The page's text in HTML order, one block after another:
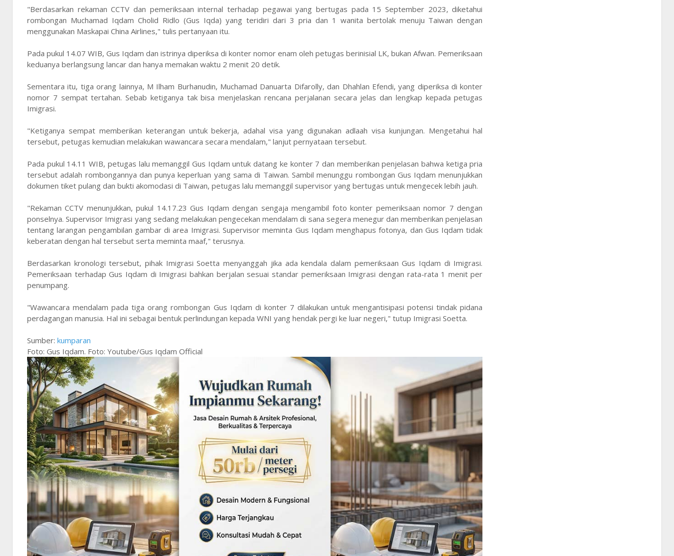
"Berdasarkan rekaman CCTV dan pemeriksaan internal terhadap pegawai yang bertugas pada 15 September 2023, diketahui
rombongan Muchamad Iqdam Cholid Ridlo (Gus Iqda) yang teridiri dari 3 pria dan 1 wanita bertolak menuju Taiwan dengan
menggunakan Maskapai China Airlines," tulis pertanyaan itu.
Pada pukul 14.07 WIB, Gus Iqdam dan istrinya diperiksa di konter nomor enam oleh petugas berinisial LK, bukan Afwan. Pemeriksaan
keduanya berlangsung lancar dan hanya memakan waktu 2 menit 20 detik.
Sementara itu, tiga orang lainnya, M Ilham Burhanudin, Muchamad Danuarta Difarolly, dan Dhahlan Efendi, yang diperiksa di konter
nomor 7 sempat tertahan. Sebab ketiganya tak bisa menjelaskan rencana perjalanan secara jelas dan lengkap kepada petugas
Imigrasi.
"Ketiganya sempat memberikan keterangan untuk bekerja, adahal visa yang digunakan adlaah visa kunjungan. Mengetahui hal
tersebut, petugas kemudian melakukan wawancara secara mendalam," lanjut pernyataan tersebut.
Pada pukul 14.11 WIB, petugas lalu memanggil Gus Iqdam untuk datang ke konter 7 dan memberikan penjelasan bahwa ketiga pria
tersebut adalah rombongannya dan punya keperluan yang sama di Taiwan. Sambil menunggu rombongan Gus Iqdam menunjukkan
dokumen tiket pulang dan bukti akomodasi di Taiwan, petugas lalu memanggil supervisor yang bertugas untuk mengecek lebih jauh.
"Rekaman CCTV menunjukkan, pukul 14.17.23 Gus Iqdam dengan sengaja mengambil foto konter pemeriksaan nomor 7 dengan
ponselnya. Supervisor Imigrasi yang sedang melakukan pengecekan mendalam di sana segera menegur dan memberikan penjelasan
tentang larangan pengambilan gambar di area Imigrasi. Supervisor meminta Gus Iqdam menghapus fotonya, dan Gus Iqdam tidak
keberatan dengan hal tersebut serta meminta maaf," terusnya.
Berdasarkan kronologi tersebut, pihak Imigrasi Soetta menyanggah jika ada kendala dalam pemeriksaan Gus Iqdam di Imigrasi.
Pemeriksaan terhadap Gus Iqdam di Imigrasi bahkan berjalan sesuai standar pemeriksaan Imigrasi dengan rata-rata 1 menit per
penumpang.
"Wawancara mendalam pada tiga orang rombongan Gus Iqdam di konter 7 dilakukan untuk mengantisipasi potensi tindak pidana
perdagangan manusia. Hal ini sebagai bentuk perlindungan kepada WNI yang hendak pergi ke luar negeri," tutup Imigrasi Soetta.
Sumber: kumparan
Foto: Gus Iqdam. Foto: Youtube/Gus Iqdam Official